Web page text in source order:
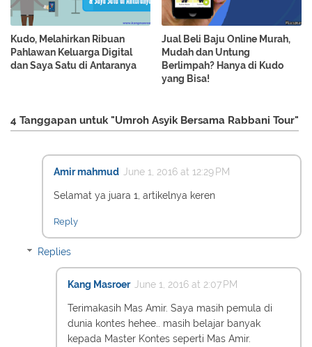
Kudo, Melahirkan Ribuan
Pahlawan Keluarga Digital
dan Saya Satu di Antaranya
Jual Beli Baju Online Murah,
Mudah dan Untung
Berlimpah? Hanya di Kudo
yang Bisa!
4 Tanggapan untuk "Umroh Asyik Bersama Rabbani Tour"
Amir mahmud June 1, 2016 at 12:29 PM
Selamat ya juara 1, artikelnya keren
Reply
Replies
Kang Masroer June 1, 2016 at 2:07 PM
Terimakasih Mas Amir. Saya masih pemula di
dunia kontes hehee.. masih belajar banyak
kepada Master Kontes seperti Mas Amir.